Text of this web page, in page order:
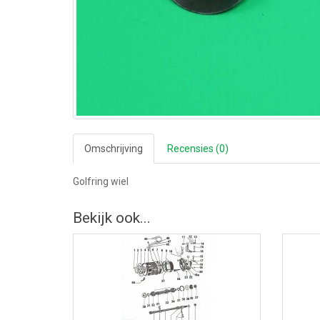
Omschrijving Recensies (0)
Golfring wiel
Bekijk ook...